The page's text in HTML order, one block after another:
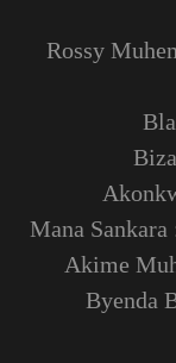
Rossy
Mana
Akime
Byenda